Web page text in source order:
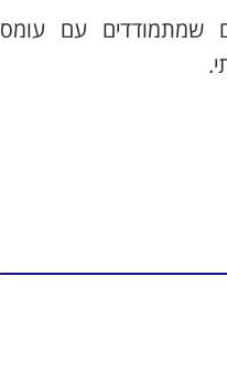
שמתמודדים עם עומס